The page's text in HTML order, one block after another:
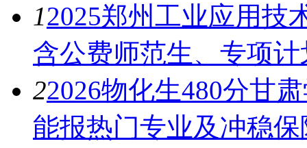
12025郑州工业应用技
含公费师范生、专项
22026物化生480分甘
能报热门专业及冲稳